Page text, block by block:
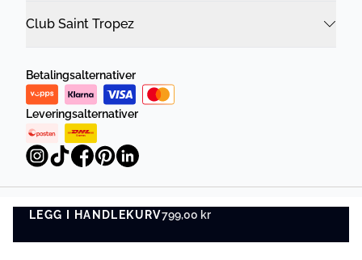
LEGG I HANDLEKURV799,00 kr
LEGG I HANDLEKURV
Club Saint Tropez
Betalingsalternativer
Leveringsalternativer
Personvernregler Vilkår og betingelser
©DK Company Online AS 2026